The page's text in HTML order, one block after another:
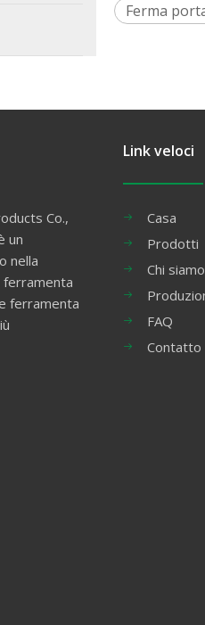
Ferma
Co.,
un
nella
ferramenta
ferramenta
Link veloci
Casa
Prodotti
Chi siamo
FAQ
Contatto